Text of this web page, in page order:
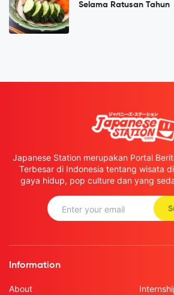
Selama Ratusan Tahun
Japanese Station merupakan Portal
Terbesar di Indonesia tentang wisata
gaya hidup, pop culture dan yang
Information
About